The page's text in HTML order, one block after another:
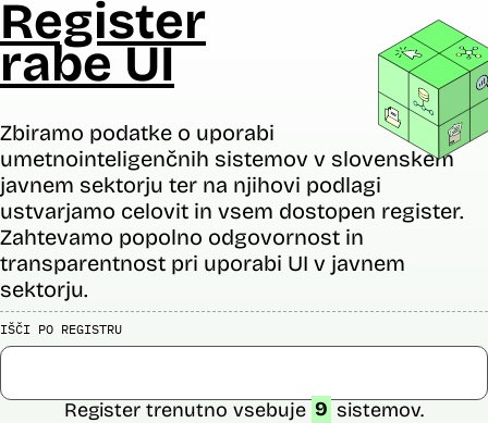
Register
rabe UI
Zbiramo podatke o uporabi
umetnointeligenčnih sistemov v slovenskem
javnem sektorju ter na njihovi podlagi
ustvarjamo celovit in vsem dostopen register.
Zahtevamo popolno odgovornost in
transparentnost pri uporabi UI v javnem
sektorju.
IŠČI PO REGISTRU
Register trenutno vsebuje 9 sistemov.